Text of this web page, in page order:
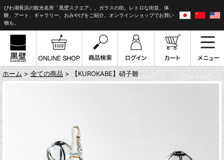
びわ湖長浜の観光名所「黒壁スクエア」。ガラスの街。レトロな街並、体
験、アート、ギャラリー、おみやげをご紹介。オンラインショップでお買い
物も。
ホーム > 全ての商品 > 【KUROKABE】硝子雛